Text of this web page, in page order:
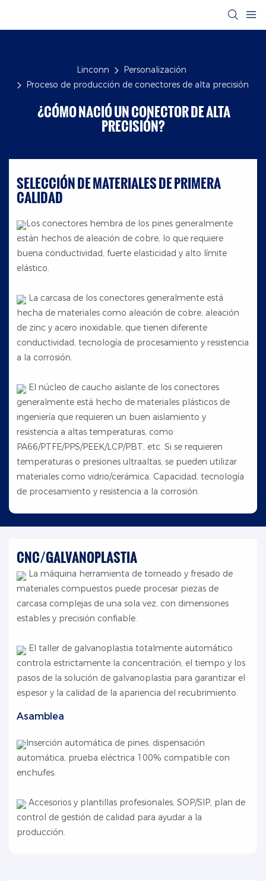
Linconn
Personalización
Proceso de producción de conectores de alta precisión
¿CÓMO NACIÓ UN CONECTOR DE ALTA
PRECISIÓN?
SELECCIÓN DE MATERIALES DE PRIMERA
CALIDAD
Los conectores hembra de los pines generalmente
están hechos de aleación de cobre, lo que requiere
buena conductividad, fuerte elasticidad y alto límite
elástico.
La carcasa de los conectores generalmente está
hecha de materiales como aleación de cobre, aleación
de zinc y acero inoxidable, que tienen diferente
conductividad, tecnología de procesamiento y resistencia
a la corrosión.
El núcleo de caucho aislante de los conectores
generalmente está hecho de materiales plásticos de
ingeniería que requieren un buen aislamiento y
resistencia a altas temperaturas, como
PA66/PTFE/PPS/PEEK/LCP/PBT, etc. Si se requieren
temperaturas o presiones ultraaltas, se pueden utilizar
materiales como vidrio/cerámica. Capacidad, tecnología
de procesamiento y resistencia a la corrosión.
CNC/GALVANOPLASTIA
La máquina herramienta de torneado y fresado de
materiales compuestos puede procesar piezas de
carcasa complejas de una sola vez, con dimensiones
estables y precisión confiable.
El taller de galvanoplastia totalmente automático
controla estrictamente la concentración, el tiempo y los
pasos de la solución de galvanoplastia para garantizar el
espesor y la calidad de la apariencia del recubrimiento.
Asamblea
Inserción automática de pines, dispensación
automática, prueba eléctrica 100% compatible con
enchufes.
Accesorios y plantillas profesionales, SOP/SIP, plan de
control de gestión de calidad para ayudar a la
producción.